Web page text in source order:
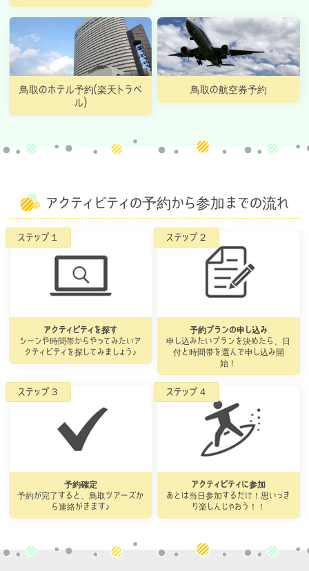
鳥取のホテル予約(楽天トラベ
ル)
鳥取の航空券予約
アクティビティの予約から参加までの流れ
アクティビティを探す
シーンや時間帯からやってみたいア
クティビティを探してみましょう♪
予約プランの申し込み
申し込みたいプランを決めたら、日
付と時間帯を選んで申し込み開
始！
予約確定
予約が完了すると、鳥取ツアーズか
ら連絡がきます♪
アクティビティに参加
あとは当日参加するだけ！思いっき
り楽しんじゃおう！！